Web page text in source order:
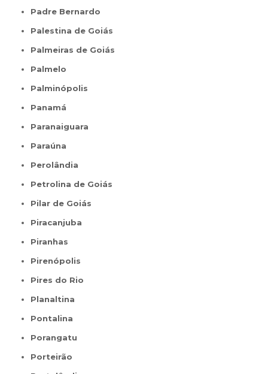
Padre Bernardo
Palestina de Goiás
Palmeiras de Goiás
Palmelo
Palminópolis
Panamá
Paranaiguara
Paraúna
Perolândia
Petrolina de Goiás
Pilar de Goiás
Piracanjuba
Piranhas
Pirenópolis
Pires do Rio
Planaltina
Pontalina
Porangatu
Porteirão